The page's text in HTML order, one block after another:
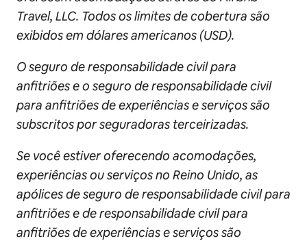
Travel, LLC. Todos os limites de cobertura são
exibidos em dólares americanos (USD).
O seguro de responsabilidade civil para
anfitriões e o seguro de responsabilidade civil
para anfitriões de experiências e serviços são
subscritos por seguradoras terceirizadas.
Se você estiver oferecendo acomodações,
experiências ou serviços no Reino Unido, as
apólices de seguro de responsabilidade civil para
anfitriões e de responsabilidade civil para
anfitriões de experiências e serviços são